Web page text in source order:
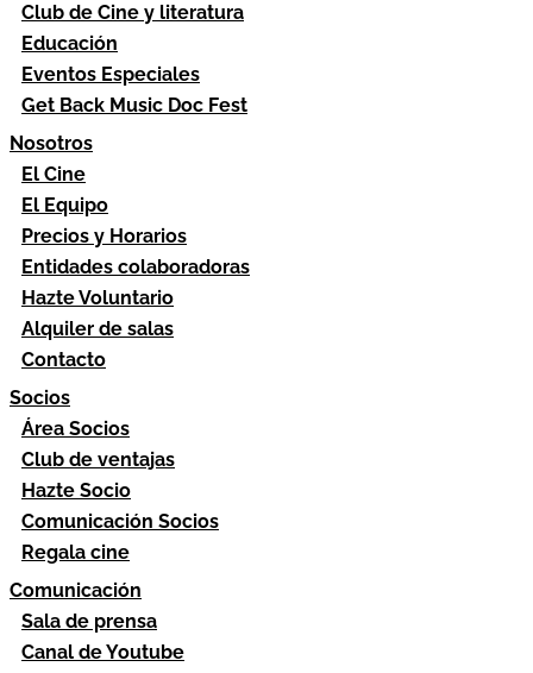
Club de Cine y literatura
Educación
Eventos Especiales
Get Back Music Doc Fest
Nosotros
El Cine
El Equipo
Precios y Horarios
Entidades colaboradoras
Hazte Voluntario
Alquiler de salas
Contacto
Socios
Área Socios
Club de ventajas
Hazte Socio
Comunicación Socios
Regala cine
Comunicación
Sala de prensa
Canal de Youtube